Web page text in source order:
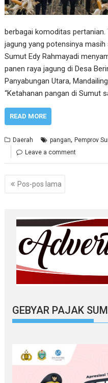
berbagai komoditas
jagung yang potensinya
Sumut Edy Rahmayadi
panen raya jagung di Desa
Panyabungan Utara,
“Ketahanan pangan di Sumut
READ MORE
Daerah pangan,Pemprov
Leave a comment
Navigasi
pos
Pos-pos lama
GEBYAR PAJAK